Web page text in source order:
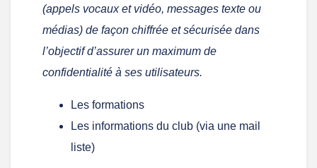
(appels vocaux et vidéo, messages texte ou
médias) de façon chiffrée et sécurisée dans
l’objectif d’assurer un maximum de
confidentialité à ses utilisateurs.
Les formations
Les informations du club (via une mail
liste)